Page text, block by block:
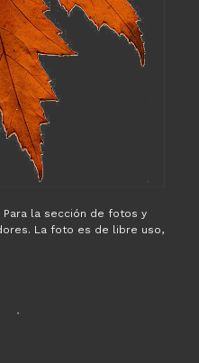
Para la sección de fotos y
La foto es de libre uso,